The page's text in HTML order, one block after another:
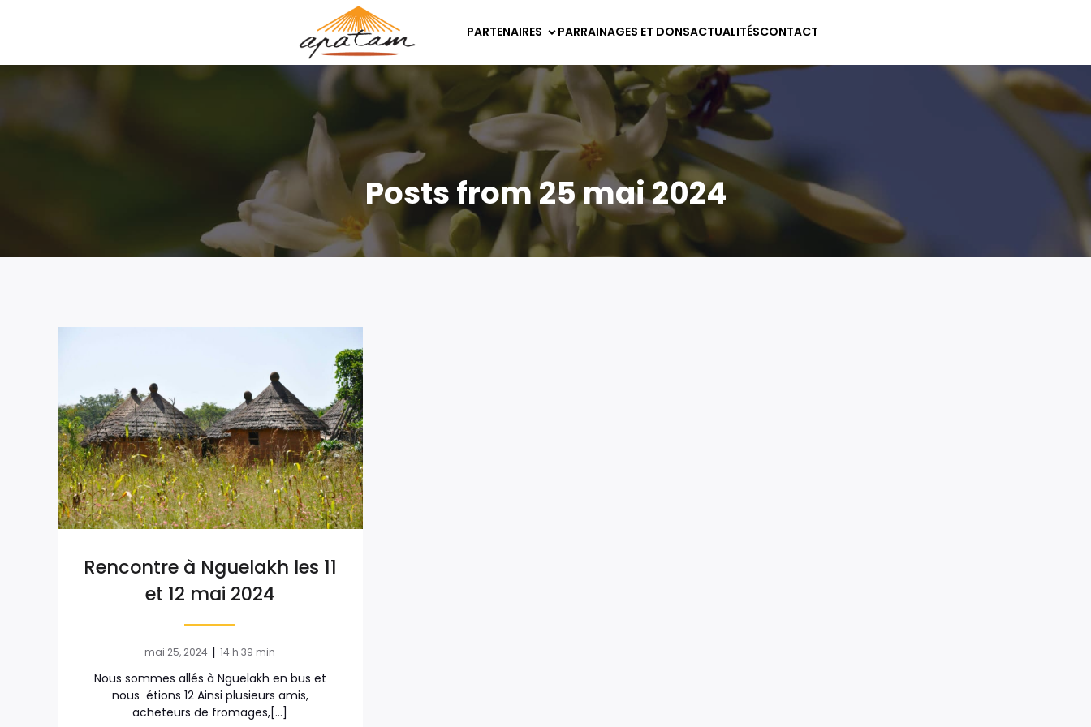
PARTENAIRES PARRAINAGES ET DONSACTUALITÉSCONTACT
Posts from 25 mai 2024
Rencontre à Nguelakh les 11
et 12 mai 2024
mai 25, 2024 | 14 h 39 min
Nous sommes allés à Nguelakh en bus et
nous étions 12 Ainsi plusieurs amis,
acheteurs de fromages,[…]